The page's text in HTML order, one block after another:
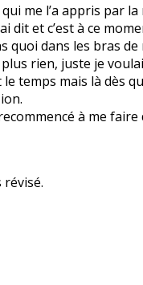
me l’a appris par
dit et c’est à ce
quoi dans les bras
rien, juste je
temps mais là dès
à me faire